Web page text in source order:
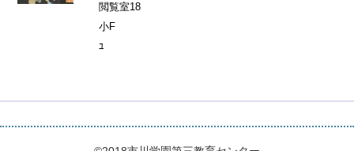
閲覧室18
小F
ﾕ